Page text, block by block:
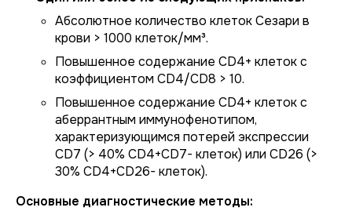
Абсолютное количество клеток Сезари в
крови > 1000 клеток/мм³.
Повышенное содержание CD4+ клеток с
коэффициентом CD4/CD8 > 10.
Повышенное содержание CD4+ клеток с
аберрантным иммунофенотипом,
характеризующимся потерей экспрессии
CD7 (> 40% CD4+CD7- клеток) или CD26 (>
30% CD4+CD26- клеток).
Основные диагностические методы: